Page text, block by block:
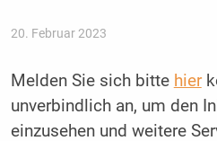
20. Februar 2023
Melden Sie sich bitte hier
unverbindlich an, um den
einzusehen und weitere